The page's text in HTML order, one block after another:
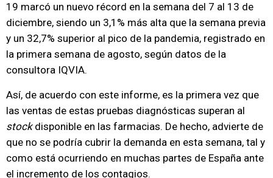
19 marcó un nuevo récord en la semana del 7 al 13 de
diciembre, siendo un 3,1% más alta que la semana previa
y un 32,7% superior al pico de la pandemia, registrado en
la primera semana de agosto, según datos de la
consultora IQVIA.
Así, de acuerdo con este informe, es la primera vez que
las ventas de estas pruebas diagnósticas superan al
stockdisponible en las farmacias. De hecho, advierte de
que no se podría cubrir la demanda en esta semana, tal y
como está ocurriendo en muchas partes de España ante
el incremento de los contagios.